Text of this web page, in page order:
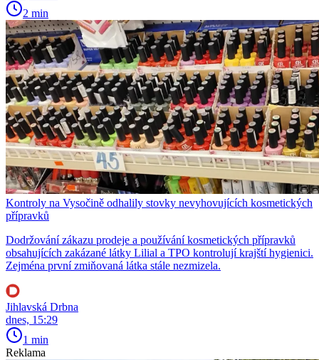
2 min
Kontroly na Vysočině odhalily stovky nevyhovujících kosmetických
přípravků
Dodržování zákazu prodeje a používání kosmetických přípravků
obsahujících zakázané látky Lilial a TPO kontrolují krajští hygienici.
Zejména první zmiňovaná látka stále nezmizela.
Jihlavská Drbna
dnes, 15:29
1 min
Reklama